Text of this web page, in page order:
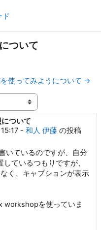
ド
ついて
使ってみようについて →
ついて
- 和人 伊藤 の投稿
いているのですが、自分
ているつもりですが、
く、キャプションが表示
を使っていま